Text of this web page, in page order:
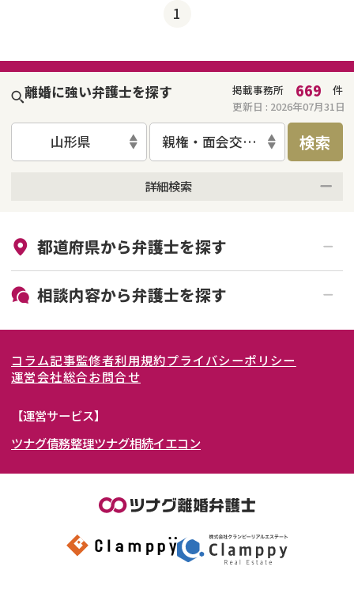
1
離婚に強い弁護士を探す 掲載事務所 669
件
更新日 : 2026年07月31日
山形県 親権・面会交流権 検索
詳細検索
初回相談無料
土日祝の相談可能
都道府県から弁護士を探す
北海道・東北
北海道 青森県
岩手県 宮城県
秋田県
福島県
関東
東京都 神奈川県
埼玉県
茨城県 群馬県
東海
愛知県
岐阜県 山梨県
関西
大阪府 京都府
奈良県
和歌山県
北陸・甲信越
石川県
富山県
岡山県
九州・沖縄
相談内容から弁護士を探す
離婚裁判
親権・面会交流権
不貞・不倫慰謝料請求
養育費問題
財産分与
コラム記事監修者利用規約プライバシーポリシー
運営会社総合お問合せ
【運営サービス】
ツナグ債務整理ツナグ相続イエコン